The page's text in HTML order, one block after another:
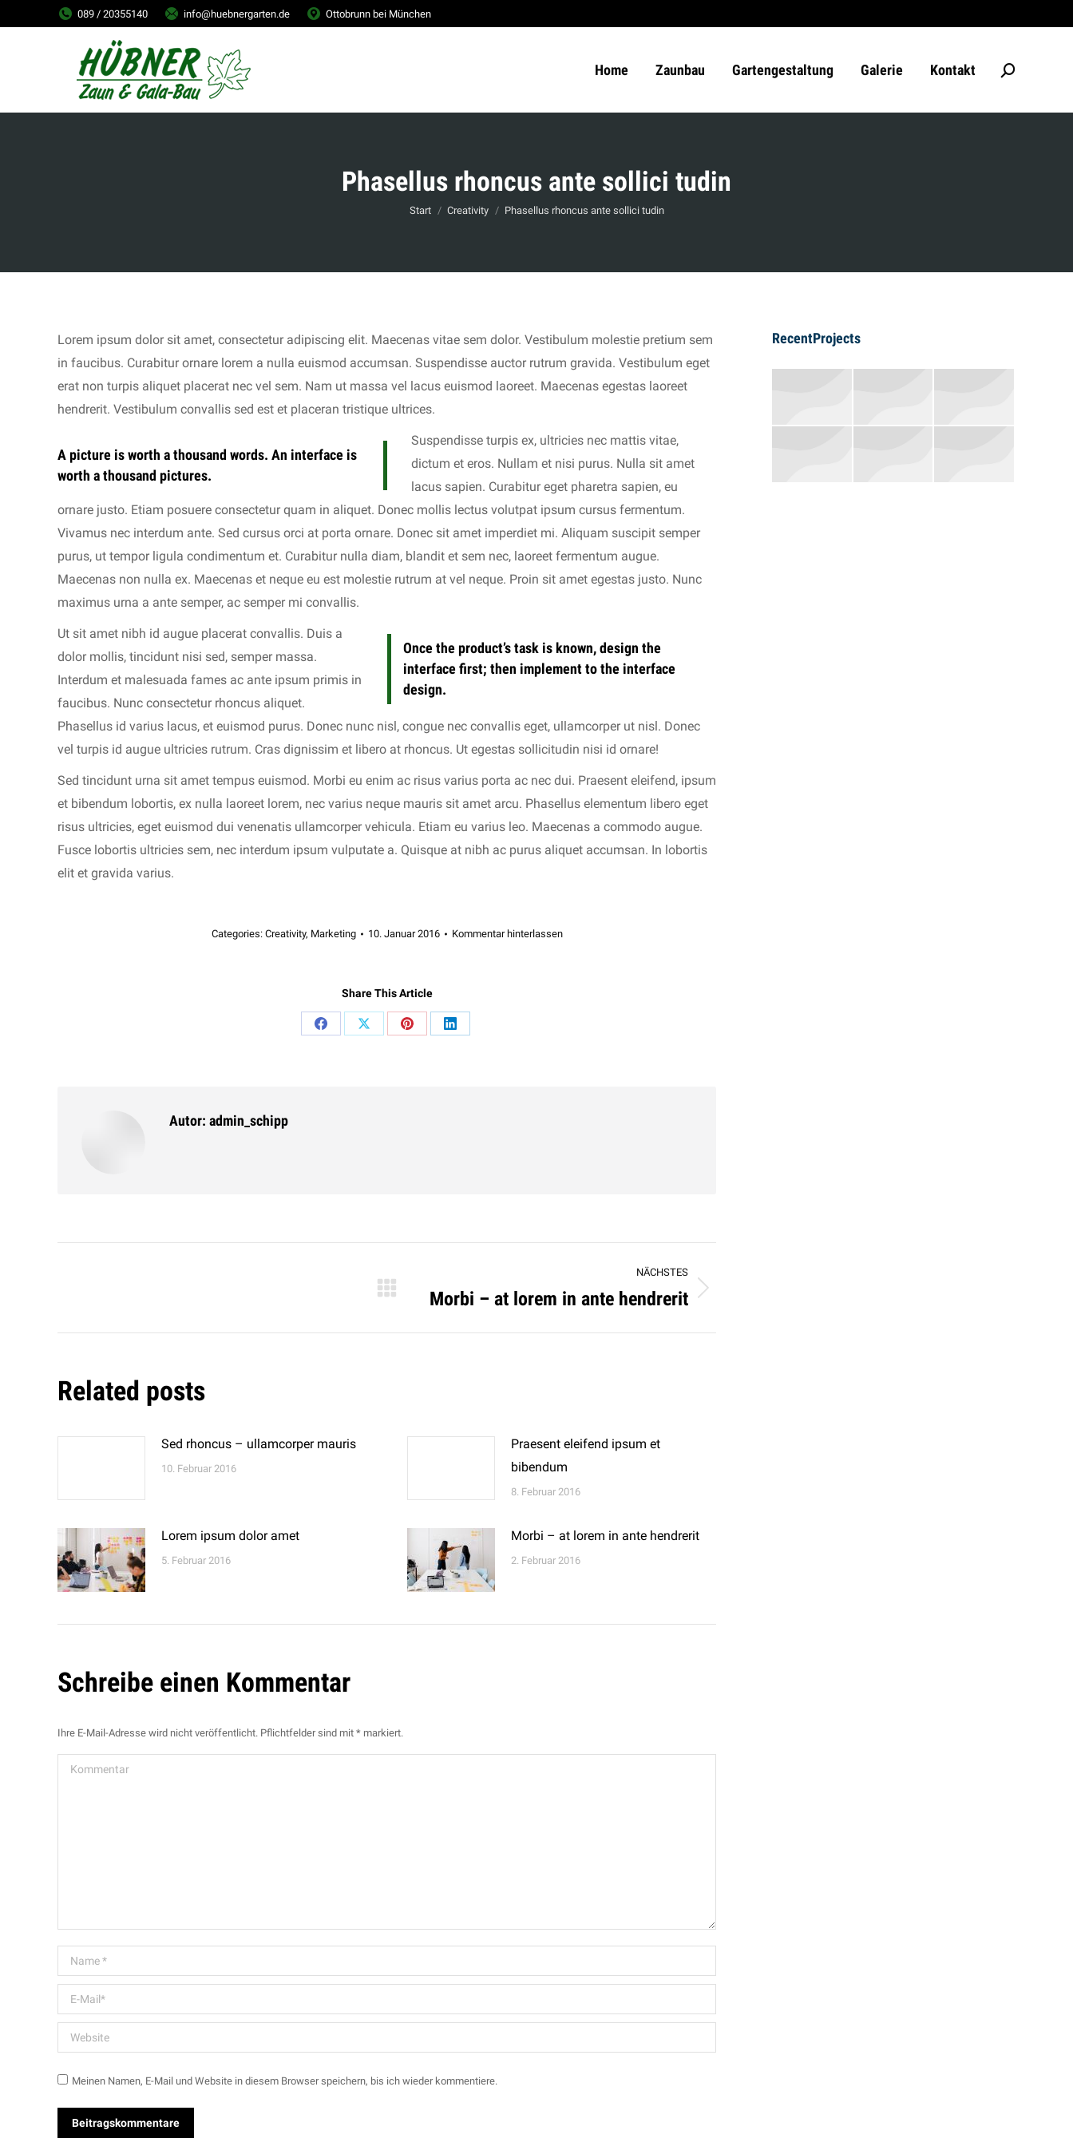
089 / 20355140 info@huebnergarten.de Ottobrunn bei München
Home Zaunbau Gartengestaltung Galerie Kontakt Search:
Phasellus rhoncus ante sollici tudin
Sie befinden sich hier:
Start Creativity Phasellus rhoncus ante sollici tudin
Lorem ipsum dolor sit amet, consectetur adipiscing elit. Maecenas vitae sem dolor. Vestibulum molestie pretium sem
in faucibus. Curabitur ornare lorem a nulla euismod accumsan. Suspendisse auctor rutrum gravida. Vestibulum eget
erat non turpis aliquet placerat nec vel sem. Nam ut massa vel lacus euismod laoreet. Maecenas egestas laoreet
hendrerit. Vestibulum convallis sed est et placeran tristique ultrices.
A picture is worth a thousand words. An interface is
worth a thousand pictures.
Suspendisse turpis ex, ultricies nec mattis vitae,
dictum et eros. Nullam et nisi purus. Nulla sit amet
lacus sapien. Curabitur eget pharetra sapien, eu
ornare justo. Etiam posuere consectetur quam in aliquet. Donec mollis lectus volutpat ipsum cursus fermentum.
Vivamus nec interdum ante. Sed cursus orci at porta ornare. Donec sit amet imperdiet mi. Aliquam suscipit semper
purus, ut tempor ligula condimentum et. Curabitur nulla diam, blandit et sem nec, laoreet fermentum augue.
Maecenas non nulla ex. Maecenas et neque eu est molestie rutrum at vel neque. Proin sit amet egestas justo. Nunc
maximus urna a ante semper, ac semper mi convallis.
Once the product’s task is known, design the
interface first; then implement to the interface
design.
Ut sit amet nibh id augue placerat convallis. Duis a
dolor mollis, tincidunt nisi sed, semper massa.
Interdum et malesuada fames ac ante ipsum primis in
faucibus. Nunc consectetur rhoncus aliquet.
Phasellus id varius lacus, et euismod purus. Donec nunc nisl, congue nec convallis eget, ullamcorper ut nisl. Donec
vel turpis id augue ultricies rutrum. Cras dignissim et libero at rhoncus. Ut egestas sollicitudin nisi id ornare!
Sed tincidunt urna sit amet tempus euismod. Morbi eu enim ac risus varius porta ac nec dui. Praesent eleifend, ipsum
et bibendum lobortis, ex nulla laoreet lorem, nec varius neque mauris sit amet arcu. Phasellus elementum libero eget
risus ultricies, eget euismod dui venenatis ullamcorper vehicula. Etiam eu varius leo. Maecenas a commodo augue.
Fusce lobortis ultricies sem, nec interdum ipsum vulputate a. Quisque at nibh ac purus aliquet accumsan. In lobortis
elit et gravida varius.
Categories: Creativity, Marketing 10. Januar 2016 Kommentar hinterlassen
Share This Article
Share
Share
Share
Share
Autor: admin_schipp
NÄCHSTES
Nächster
Morbi – at lorem in ante hendrerit
Related posts
Sed rhoncus – ullamcorper mauris
10. Februar 2016
Praesent eleifend ipsum et
bibendum
8. Februar 2016
Lorem ipsum dolor amet
5. Februar 2016
Morbi – at lorem in ante hendrerit
2. Februar 2016
Schreibe einen Kommentar
Ihre E-Mail-Adresse wird nicht veröffentlicht. Pflichtfelder sind mit * markiert.
Kommentar
Name *
E-Mail *
Website
Meinen Namen, E-Mail und Website in diesem Browser speichern, bis ich wieder kommentiere.
Beitragskommentare
RecentProjects